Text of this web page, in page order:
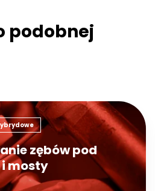
podobnej
zębów pod
mosty